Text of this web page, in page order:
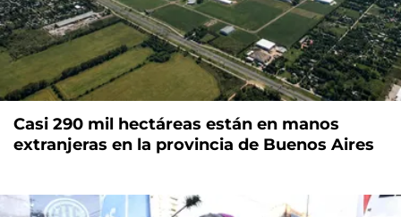
Casi 290 mil hectáreas están en manos
extranjeras en la provincia de Buenos Aires